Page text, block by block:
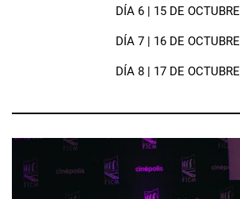
DÍA 6 | 15 DE OCTUBRE
DÍA 7 | 16 DE OCTUBRE
DÍA 8 | 17 DE OCTUBRE